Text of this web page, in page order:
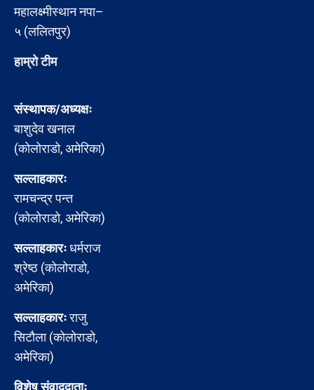
महालक्ष्मीस्थान नपा–
५ (ललितपुर)
हाम्रो टीम
संस्थापक/अध्यक्षः
बाशुदेव खनाल
(कोलोराडो, अमेरिका)
सल्लाहकारः
रामचन्द्र पन्त
(कोलोराडो, अमेरिका)
सल्लाहकारःधर्मराज
श्रेष्ठ (कोलोराडो,
अमेरिका)
सल्लाहकारःराजु
सिटौला (कोलोराडो,
अमेरिका)
विशेष संवाददाताः